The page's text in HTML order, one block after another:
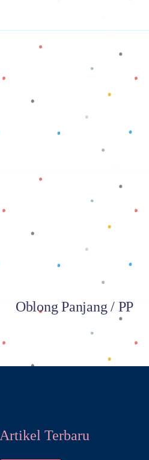
Baca selengkapnya
Oblong Panjang / PP
Artikel Terbaru